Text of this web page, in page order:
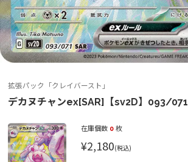
拡張パック「クレイバースト」
デカヌチャンex[SAR]【sv2D】093/071
在庫個数 0 枚
¥2,180(税込)